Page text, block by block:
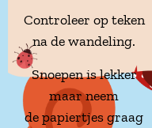
Controleer op teken
na de wandeling.
Snoepen is lekker
maar neem
de papiertjes graag